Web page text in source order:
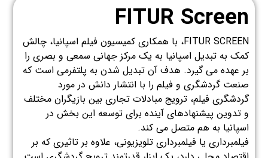
FITUR Screen
FITUR SCREEN، با همکاری کمیسیون فیلم اسپانیا، چالش
کمک به تبدیل اسپانیا به یک مرکز جهانی سمعی و بصری را
بر عهده می گیرد. هدف آن تبدیل شدن به پلتفرمی است که
صنعت گردشگری و فیلم را با انتشار دانش در مورد
گردشگری فیلم، ترویج مبادلات تجاری بین بازیگران مختلف
و تدوین پیشنهادهای آینده برای توسعه این بخش در
اسپانیا به هم متصل می کند.
فیلمبرداری یا فیلمبرداری تلویزیونی، علاوه بر تاثیری که بر